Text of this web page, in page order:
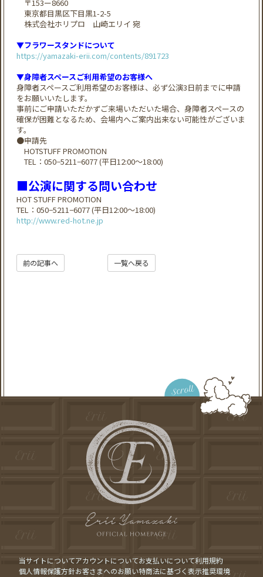
〒153ー8660
東京都目黒区下目黒1-2-5
株式会社ホリプロ 山崎エリイ 宛
▼フラワースタンドについて
https://yamazaki-erii.com/contents/891723
▼身障者スペースご利用希望のお客様へ
身障者スペースご利用希望のお客様は、必ず公演3日前までに申請
をお願いいたします。
事前にご申請いただかずご来場いただいた場合、身障者スペースの
確保が困難となるため、会場内へご案内出来ない可能性がございま
す。
●申請先
HOTSTUFF PROMOTION
TEL：050−5211−6077 (平日12:00～18:00)
■公演に関する問い合わせ
HOT STUFF PROMOTION
TEL：050−5211−6077 (平日12:00～18:00)
http://www.red-hot.ne.jp​
一覧へ戻る
前の記事へ
Scroll
当サイトについてアカウントについてお支払いについて利用規約
個人情報保護方針お客さまへのお願い特商法に基づく表示推奨環境